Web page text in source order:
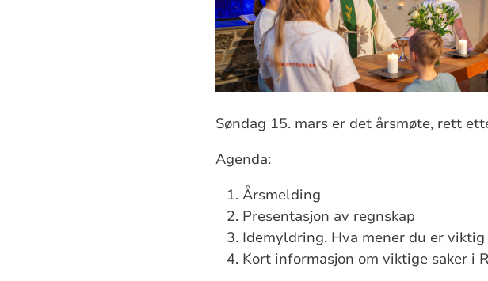
Søndag 15. mars er det årsmøte, rett
Agenda:
Årsmelding
Presentasjon av regnskap
Idemyldring. Hva mener du er
Kort informasjon om viktige saker i